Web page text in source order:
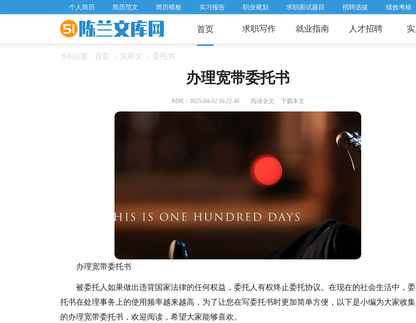
个人简历 简历范文 简历模板 实习报告 职业规划 求职面试题目 招聘选拔 绩效考核
首页 求职写作 就业指南 人才招聘
当前位置： 首页 > 实用文 > 委托书
办理宽带委托书
时间：2025-04-02 16:22:48 阅读全文 下载本文
办理宽带委托书
被委托人如果做出违背国家法律的任何权益，委托人有权终止委托协议。在现在的社会生活中，委
托书在处理事务上的使用频率越来越高，为了让您在写委托书时更加简单方便，以下是小编为大家收集
的办理宽带委托书，欢迎阅读，希望大家能够喜欢。